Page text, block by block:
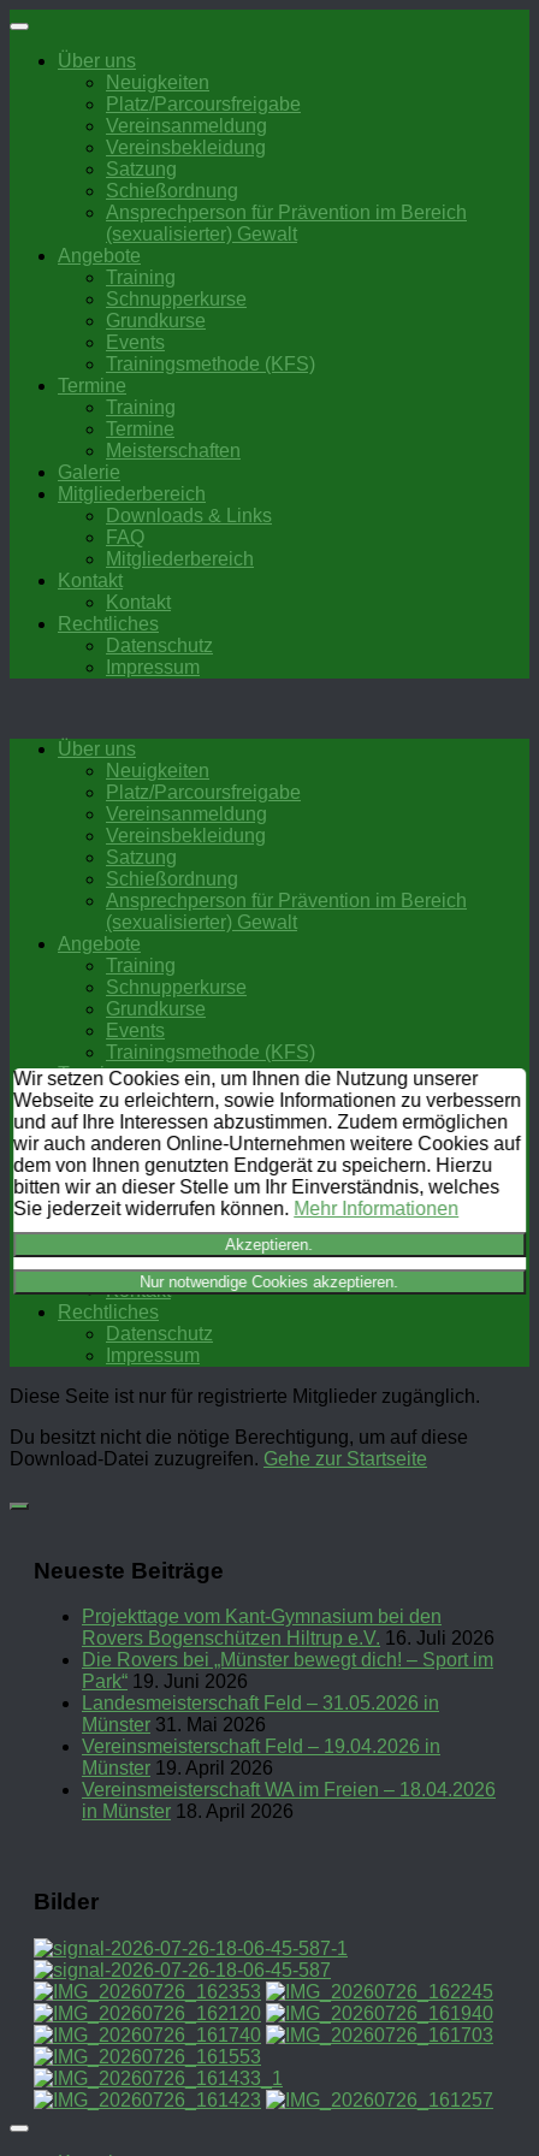
Zum
springenÜber uns
Neuigkeiten
Platz/Parcoursfreigabe
Vereinsanmeldung
Vereinsbekleidung
Satzung
Schießordnung
Ansprechperson für Prävention im Bereich
(sexualisierter) Gewalt
Angebote
Training
Schnupperkurse
Grundkurse
Events
Trainingsmethode (KFS)
Termine
Training
Termine
Meisterschaften
Galerie
Mitgliederbereich
Downloads & Links
FAQ
Mitgliederbereich
Kontakt
Kontakt
Rechtliches
Datenschutz
Impressum
Über uns
Neuigkeiten
Platz/Parcoursfreigabe
Vereinsanmeldung
Vereinsbekleidung
Satzung
Schießordnung
Ansprechperson für Prävention im Bereich
(sexualisierter) Gewalt
Angebote
Training
Schnupperkurse
Grundkurse
Events
Trainingsmethode (KFS)
Termine
Training
Termine
Meisterschaften
Galerie
Mitgliederbereich
Downloads & Links
Mitgliederbereich
Kontakt
Kontakt
Rechtliches
Datenschutz
Impressum
Diese Seite ist nur für registrierte Mitglieder zugänglich.
Du besitzt nicht die nötige Berechtigung, um auf diese
Download-Datei zuzugreifen. Gehe zur Startseite
Neueste Beiträge
Projekttage vom Kant-Gymnasium bei den
Rovers Bogenschützen Hiltrup e.V. 16. Juli 2026
Die Rovers bei „Münster bewegt dich! – Sport im
Park“ 19. Juni 2026
Landesmeisterschaft Feld – 31.05.2026 in
Münster 31. Mai 2026
Vereinsmeisterschaft Feld – 19.04.2026 in
Münster 19. April 2026
Vereinsmeisterschaft WA im Freien – 18.04.2026
in Münster 18. April 2026
Bilder
Wir setzen Cookies ein, um Ihnen die Nutzung unserer
Webseite zu erleichtern, sowie Informationen zu verbessern
und auf Ihre Interessen abzustimmen. Zudem ermöglichen
wir auch anderen Online-Unternehmen weitere Cookies auf
dem von Ihnen genutzten Endgerät zu speichern. Hierzu
bitten wir an dieser Stelle um Ihr Einverständnis, welches
Sie jederzeit widerrufen können. Mehr Informationen
Akzeptieren.
Nur notwendige Cookies akzeptieren.